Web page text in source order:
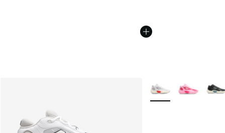
Plus de couleurs